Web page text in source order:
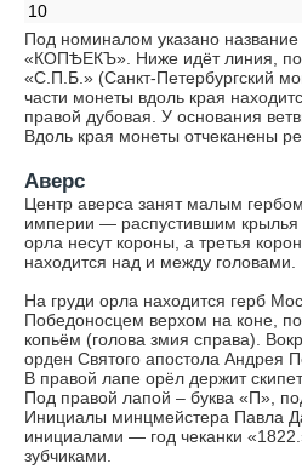
10
Под номиналом указано
«КОПѢЕКЪ». Ниже идёт линия,
«С.П.Б.» (Санкт-Петербургский
части монеты вдоль края
правой дубовая. У основания
Вдоль края монеты отчеканены
Аверс
Центр аверса занят малым
империи — распустившим
орла несут короны, а третья
находится над и между головами.
На груди орла находится герб
Победоносцем верхом на коне,
копьём (голова змия справа).
орден Святого апостола Андрея
В правой лапе орёл держит
Под правой лапой – буква «П»,
Инициалы минцмейстера Павла
инициалами — год чеканки
зубчиками.